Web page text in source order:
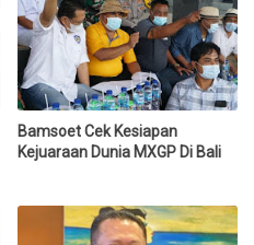
Bamsoet Cek Kesiapan
Kejuaraan Dunia MXGP Di Bali